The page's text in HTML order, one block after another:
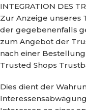
INTEGRATION DES
Zur Anzeige unseres
der gegebenenfalls
zum Angebot der
nach einer
Trusted Shops
Dies dient der